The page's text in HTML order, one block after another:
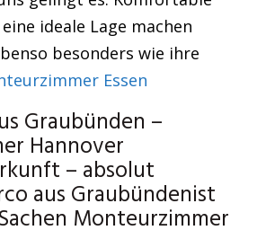
ideale Lage machen
besonders wie ihre
Essen
Graubünden –
Hannover
– absolut
aus Graubündenist
Monteurzimmer